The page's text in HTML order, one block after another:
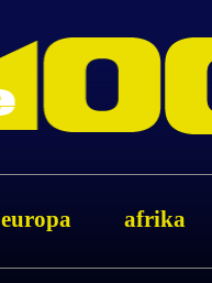
europa afrika